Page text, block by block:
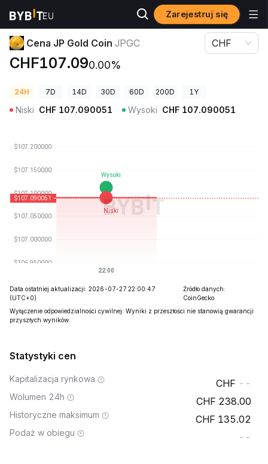
Zarejestruj się
Ceny kryptowalut Cena JP Gold Coin JPGC
Cena JP Gold Coin JPGC
CHF107.090.00%
CHF
24H 7D 14D 30D 60D 200D 1Y
Niski CHF 107.090051 Wysoki CHF 107.090051
Data ostatniej aktualizacji: 2026-07-27 22:00:47
(UTC+0)
Źródło danych:
CoinGecko
Wyłączenie odpowiedzialności cywilnej: Wyniki z przeszłości nie stanowią gwarancji
przyszłych wyników.
Statystyki cen
Kapitalizacja rynkowa --
Wolumen 24h 238.00
Historyczne maksimum 135.02
Podaż w obiegu --